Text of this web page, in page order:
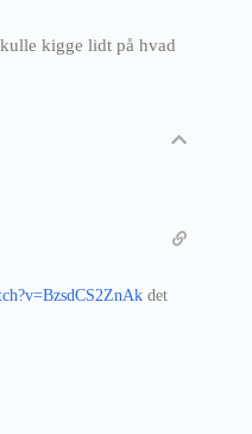
kigge lidt på hvad
det